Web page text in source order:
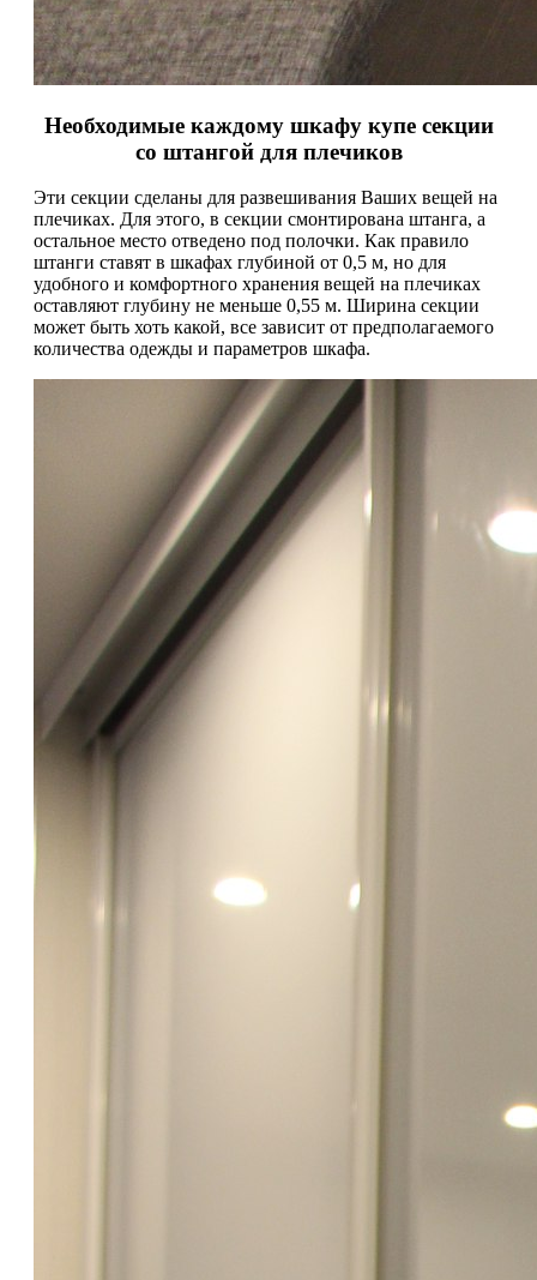
Необходимые каждому шкафу купе секции
со штангой для плечиков
Эти секции сделаны для развешивания Ваших вещей на
плечиках. Для этого, в секции смонтирована штанга, а
остальное место отведено под полочки. Как правило
штанги ставят в шкафах глубиной от 0,5 м, но для
удобного и комфортного хранения вещей на плечиках
оставляют глубину не меньше 0,55 м. Ширина секции
может быть хоть какой, все зависит от предполагаемого
количества одежды и параметров шкафа.